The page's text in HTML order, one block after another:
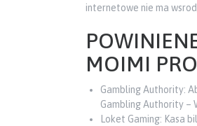
internetowe nie ma
MOIMI
Gambling Authority:
Gambling Authority –
Loket Gaming: Kasa